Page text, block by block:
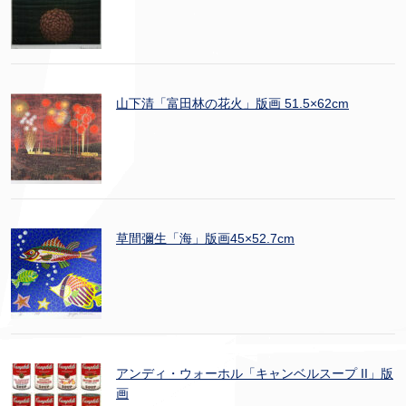
山下清「富田林の花火」版画 51.5×62cm
草間彌生「海」版画45×52.7cm
アンディ・ウォーホル「キャンベルスープ II」版
画